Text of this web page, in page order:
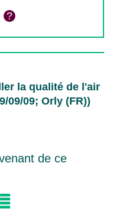
la qualité de l'air
09/09; Orly (FR))
de ce